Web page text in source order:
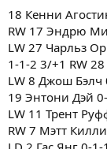
18 Кенни
RW 17 Эндрю
LW 27 Чарльз
1-1-2 3/+1 RW
LW 8 Джош Бэлч
19 Энтони Дэй
LW 11 Трент
RW 7 Мэтт